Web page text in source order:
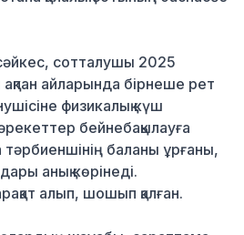
сотталушы 2025
айларында бірнеше рет
физикалық күш
бейнебақылауға
тәрбиеншінің баланы ұрғаны,
анық көрінеді.
алып, шошып қалған.